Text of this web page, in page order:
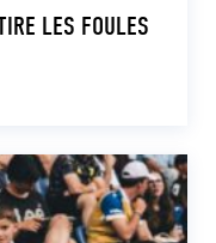
LES FOULES